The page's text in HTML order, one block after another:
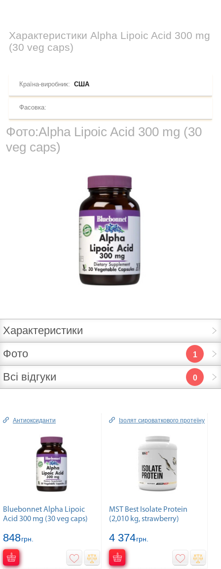
Характеристики Alpha Lipoic Acid 300 mg
(30 veg caps)
Країна-виробник: США
Фасовка:
Фото:Alpha Lipoic Acid 300 mg (30
veg caps)
Характеристики
Фото
1
Всі відгуки 0
Антиоксиданти
Bluebonnet Alpha Lipoic
Acid 300 mg (30 veg caps)
848грн.
Ізолят сироваткового протеїну
MST Best Isolate Protein
(2,010 kg, strawberry)
4 374грн.